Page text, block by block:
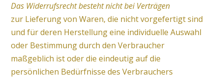
Das Widerrufsrecht besteht nicht bei Verträgen
zur Lieferung von Waren, die nicht vorgefertigt sind
und für deren Herstellung eine individuelle Auswahl
oder Bestimmung durch den Verbraucher
maßgeblich ist oder die eindeutig auf die
persönlichen Bedürfnisse des Verbrauchers